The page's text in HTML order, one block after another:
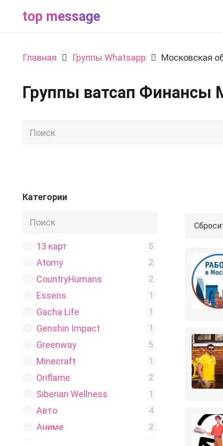
top message
Главная Группы Whatsapp Московская
Группы ватсап Финансы
Категории
13 карт 5
Atomy 2
CountryHumans 2
Essens 1
Gacha Life 1
Genshin Impact 1
Greenway 5
Minecraft 1
Oriflame 2
Siberian Wellness 1
Авто 4
Аниме 2